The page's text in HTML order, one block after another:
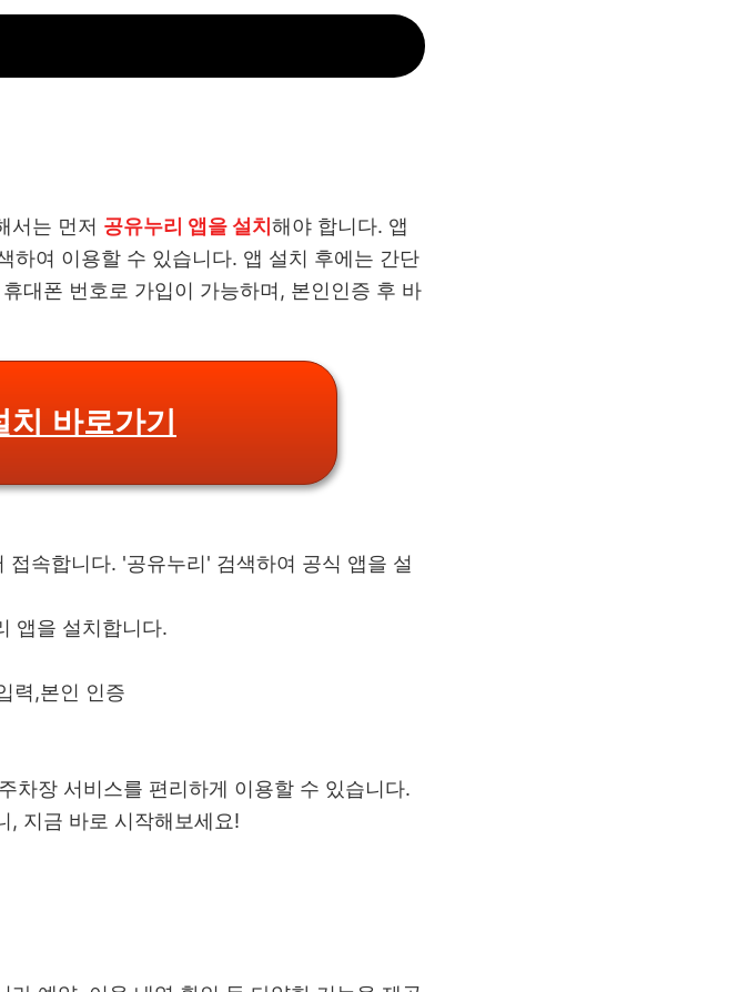
서는 먼저 공유누리 앱을 설치 해야 합니다. 앱
하여 이용할 수 있습니다. 앱 설치 후에는 간단
대폰 번호로 가입이 가능하며, 본인인증 후 바
치 바로가기
속합니다. '공유누리' 검색하여 공식 앱을 설
앱을 설치합니다.
력,본인 인증
차장 서비스를 편리하게 이용할 수 있습니다.
, 지금 바로 시작해보세요!